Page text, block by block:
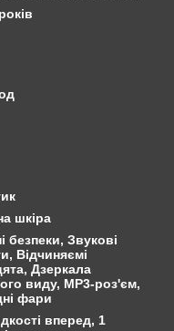
шкіра
безпеки, Звукові
Відчиняємі
Дзеркала
виду, MP3-роз'єм,
фари
вперед, 1